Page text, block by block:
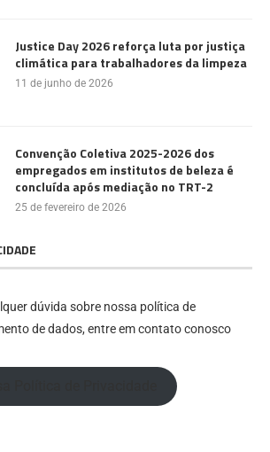
Justice Day 2026 reforça luta por justiça
climática para trabalhadores da limpeza
11 de junho de 2026
Convenção Coletiva 2025-2026 dos
empregados em institutos de beleza é
concluída após mediação no TRT-2
25 de fevereiro de 2026
dúvida sobre nossa política de
de dados, entre em contato conosco